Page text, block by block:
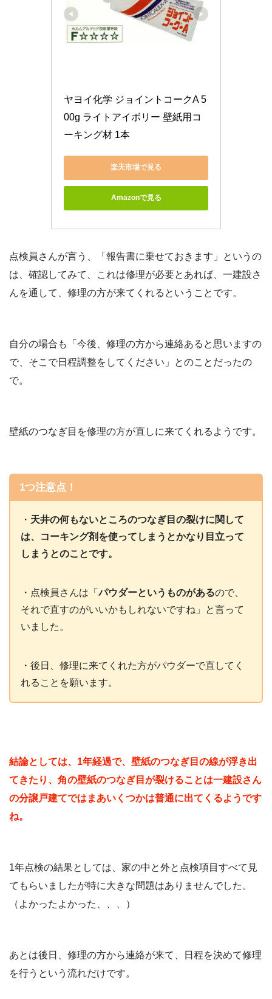
ヤヨイ化学 ジョイントコークA 5
00g ライトアイボリー 壁紙用コ
ーキング材 1本
楽天市場で見る
Amazonで見る
点検員さんが言う、「報告書に乗せておきます」というの
は、確認してみて、これは修理が必要とあれば、一建設さ
んを通して、修理の方が来てくれるということです。
自分の場合も「今後、修理の方から連絡あると思いますの
で、そこで日程調整をしてください」とのことだったの
で。
壁紙のつなぎ目を修理の方が直しに来てくれるようです。
1つ注意点！
・ 天井の何もないところのつなぎ目の裂けに関して
は、コーキング剤を使ってしまうとかなり目立って
しまうとのことです。
・点検員さんは「パウダーというものがあるので、
それで直すのがいいかもしれないですね」と言って
いました。
・後日、修理に来てくれた方がパウダーで直してく
れることを願います。
結論としては、1年経過で、壁紙のつなぎ目の線が浮き出
てきたり、角の壁紙のつなぎ目が裂けることは一建設さん
の分譲戸建てではまあいくつかは普通に出てくるようです
ね。
1年点検の結果としては、家の中と外と点検項目すべて見
てもらいましたが特に大きな問題はありませんでした。
（よかったよかった、、、）
あとは後日、修理の方から連絡が来て、日程を決めて修理
を行うという流れだけです。